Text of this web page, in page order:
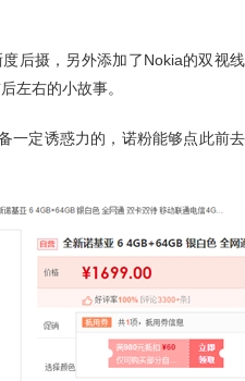
后摄，另外添加了Nokia的双视线
左右的小故事。
一定诱惑力的，诺粉能够点此前去